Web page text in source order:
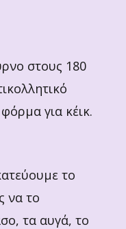
στους 180
για κέικ.
το
να το
τα αυγά, το